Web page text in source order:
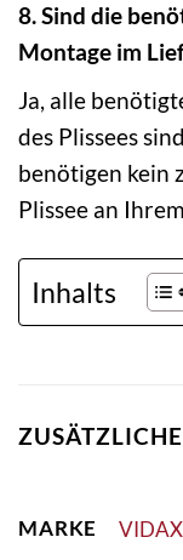
8. Sind die
Montage im
Ja, alle
des Plissees
benötigen kein
Plissee an
Inhalts
MARKE